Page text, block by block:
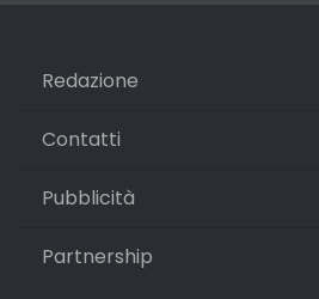
Redazione
Contatti
Pubblicità
Partnership